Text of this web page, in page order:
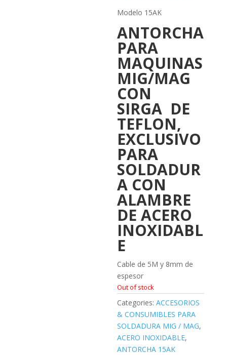
Modelo 15AK
ANTORCHA
PARA
MAQUINAS
MIG/MAG
CON
SIRGA DE
TEFLON,
EXCLUSIVO
PARA
SOLDADUR
A CON
ALAMBRE
DE ACERO
INOXIDABL
E
Cable de 5M y 8mm de
espesor
Out of stock
Categories:ACCESORIOS
& CONSUMIBLES PARA
SOLDADURA MIG / MAG,
ACERO INOXIDABLE,
ANTORCHA 15AK